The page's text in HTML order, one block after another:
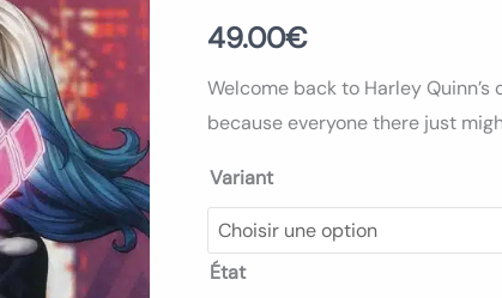
49.00€
Welcome back to Harley
because everyone there just
Variant
État
Quinn
Vol
3
Num